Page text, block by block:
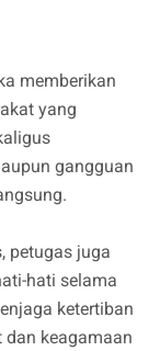
memberikan
yang
gangguan
petugas juga
hati selama
ketertiban
dan keagamaan